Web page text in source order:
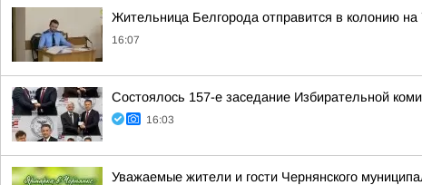
Жительница Белгорода отправится в колонию на
16:07
Состоялось 157-е заседание Избирательной
16:03
Уважаемые жители и гости Чернянского